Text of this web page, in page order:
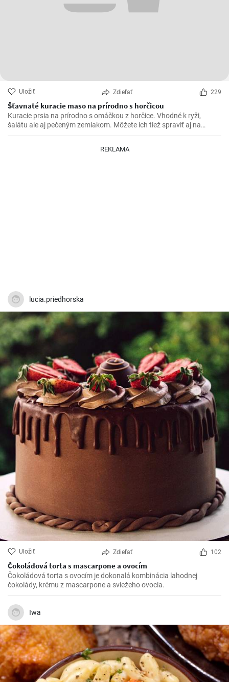
Uložiť Zdieľať 229
Šťavnaté kuracie maso na prírodno s horčicou
Kuracie prsia na prírodno s omáčkou z horčice. Vhodné k ryži,
šalátu ale aj pečeným zemiakom. Môžete ich tiež spraviť aj na
spôsob šťavnatých kuracích rezňov - taktiež na prírodno.
REKLAMA
lucia.priedhorska
Uložiť Zdieľať 102
Čokoládová torta s mascarpone a ovocím
Čokoládová torta s ovocím je dokonalá kombinácia lahodnej
čokolády, krému z mascarpone a sviežeho ovocia.
Iwa